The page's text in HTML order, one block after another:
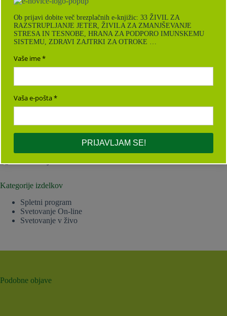
podatkov najdete tukaj.
Vaše ime
Kategorije izdelkov
Spletni program
Svetovanje On-line
Svetovanje v živo
Podobne objave
Ob prijavi dobite več brezplačnih e-knjižic: 33 ŽIVIL ZA
RAZSTRUPLJANJE JETER, ŽIVILA ZA ZMANJŠEVANJE
STRESA IN TESNOBE, HRANA ZA PODPORO IMUNSKEMU
SISTEMU, ZDRAVI ZAJTRKI ZA OTROKE …
Vaše ime
Vaša e-pošta
PRIJAVLJAM SE!